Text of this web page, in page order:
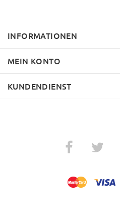
INFORMATIONEN
MEIN KONTO
KUNDENDIENST